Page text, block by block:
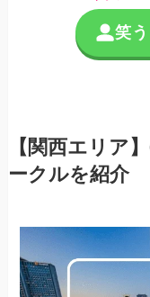
笑
【関西エリア
ークルを紹介